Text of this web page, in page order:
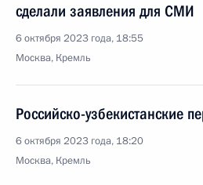
сделали заявления для СМИ
6 октября 2023 года, 18:55
Москва, Кремль
Российско-узбекистанские
6 октября 2023 года, 18:20
Москва, Кремль